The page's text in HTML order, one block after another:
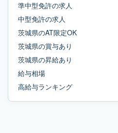
準中型免許の求人
中型免許の求人
茨城県のAT限定OK
茨城県の賞与あり
茨城県の昇給あり
給与相場
高給与ランキング